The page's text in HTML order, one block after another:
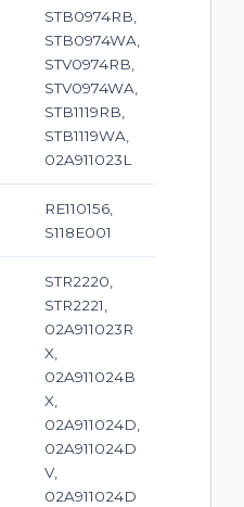
STB0974RB,
STB0974WA,
STV0974RB,
STV0974WA,
STB1119RB,
STB1119WA,
02A911023L
RE110156,
S118E001
STR2220,
STR2221,
02A911023R
X,
02A911024B
X,
02A911024D,
02A911024D
V,
02A911024D